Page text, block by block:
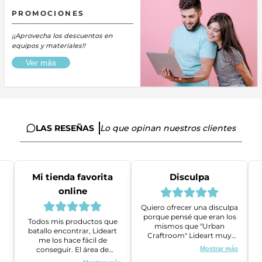
PROMOCIONES
¡¡Aprovecha los descuentos en
equipos y materiales!!
Ver más
LAS RESEÑAS Lo que opinan nuestros clientes
Mi tienda favorita
online
Todos mis productos que
batallo encontrar, Lideart
me los hace fácil de
conseguir. El área de
ventas es super amable y
Disculpa
Quiero ofrecer una disculpa
porque pensé que eran los
mismos que "Urban
Craftroom" Lideart muy
amables me ayudaron a
gestionar un problema que
Mostrar más